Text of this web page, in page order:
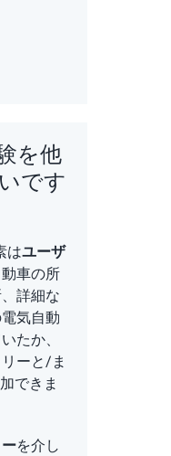
を他
です
はユーザ
車の所
詳細な
気自動
たか、
ーと/ま
できま
を介し